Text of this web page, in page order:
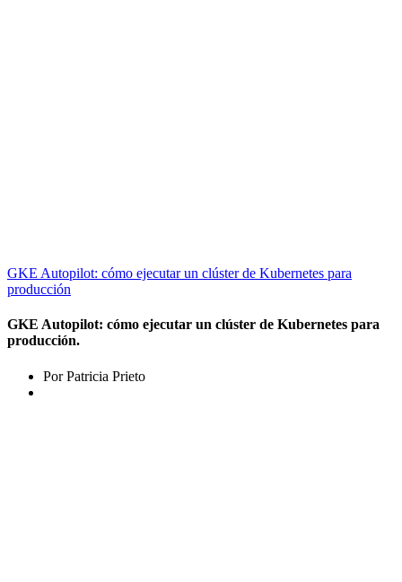
GKE Autopilot: cómo ejecutar un clúster de Kubernetes para
producción
GKE Autopilot: cómo ejecutar un clúster de Kubernetes para
producción.
Por Patricia Prieto